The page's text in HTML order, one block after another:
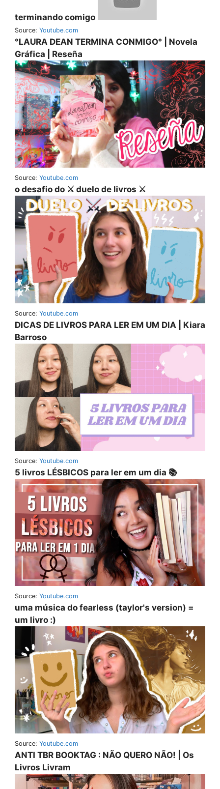
terminando comigo
Source: Youtube.com
°LAURA DEAN TERMINA CONMIGO° | Novela
Gráfica | Reseña
Source: Youtube.com
o desafio do ⚔️ duelo de livros ⚔️
Source: Youtube.com
DICAS DE LIVROS PARA LER EM UM DIA | Kiara
Barroso
Source: Youtube.com
5 livros LÉSBICOS para ler em um dia 📚
Source: Youtube.com
uma música do fearless (taylor's version) =
um livro :)
Source: Youtube.com
ANTI TBR BOOKTAG : NÃO QUERO NÃO! | Os
Livros Livram